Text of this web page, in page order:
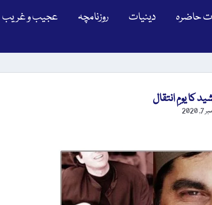
حاضرہ دینیات روزنامچہ عجیب و غریب